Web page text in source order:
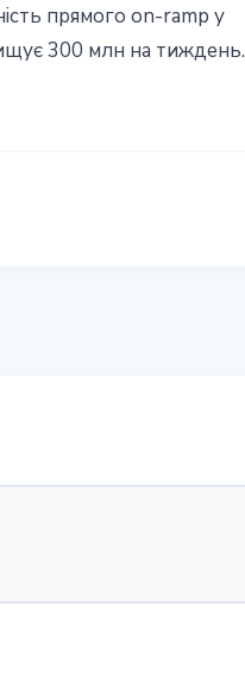
прямого on-ramp у
300 млн на тиждень.